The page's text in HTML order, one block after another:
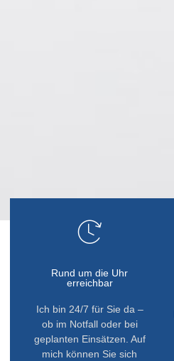
Rund um die Uhr
erreichbar
Ich bin 24/7 für Sie da –
ob im Notfall oder bei
geplanten Einsätzen. Auf
mich können Sie sich